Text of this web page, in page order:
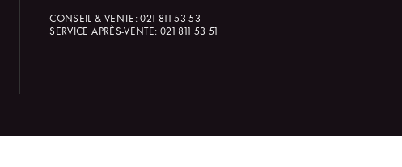
CONSEIL & VENTE:021 811 53 53
SERVICE APRÈS-VENTE: 021 811 53 51